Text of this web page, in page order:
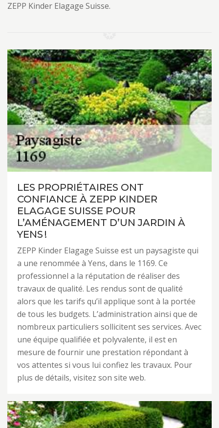
ZEPP Kinder Elagage Suisse.
LES PROPRIÉTAIRES ONT
CONFIANCE À ZEPP KINDER
ELAGAGE SUISSE POUR
L’AMÉNAGEMENT D’UN JARDIN À
YENS !
ZEPP Kinder Elagage Suisse est un paysagiste qui
a une renommée à Yens, dans le 1169. Ce
professionnel a la réputation de réaliser des
travaux de qualité. Les rendus sont de qualité
alors que les tarifs qu’il applique sont à la portée
de tous les budgets. L’administration ainsi que de
nombreux particuliers sollicitent ses services. Avec
une équipe qualifiée et polyvalente, il est en
mesure de fournir une prestation répondant à
vos attentes si vous lui confiez les travaux. Pour
plus de détails, visitez son site web.